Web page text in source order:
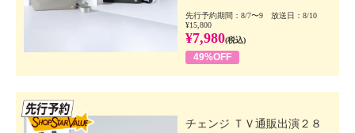
先行予約期間：8/7〜9 放送日：8/10
¥15,800
¥7,980(税込)
49%OFF
チェンジ ＴＶ通販出演２８